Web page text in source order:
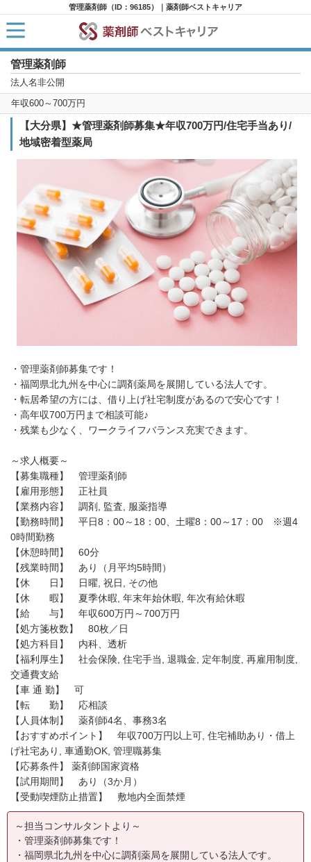
管理薬剤師（ID：96185）｜薬剤師ベストキャリア
管理薬剤師
法人名非公開
年収600～700万円
【大分県】★管理薬剤師募集★年収700万円/住宅手当あり/
地域密着型薬局
・管理薬剤師募集です！
・福岡県北九州を中心に調剤薬局を展開している法人です。
・転居希望の方には、借り上げ社宅制度があるので安心です！
・高年収700万円まで相談可能♪
・残業も少なく、ワークライフバランス充実できます。
～求人概要～
【募集職種】 管理薬剤師
【雇用形態】 正社員
【業務内容】 調剤, 監査, 服薬指導
【勤務時間】 平日8：00～18：00、土曜8：00～17：00 ※週4
0時間勤務
【休憩時間】 60分
【残業時間】 あり（月平均5時間）
【休 日】 日曜, 祝日, その他
【休 暇】 夏季休暇, 年末年始休暇, 年次有給休暇
【給 与】 年収600万円～700万円
【処方箋枚数】 80枚／日
【処方科目】 内科、透析
【福利厚生】 社会保険, 住宅手当, 退職金, 定年制度, 再雇用制度,
交通費支給
【車 通 勤】 可
【転 勤】 応相談
【人員体制】 薬剤師4名、事務3名
【おすすめポイント】 年収700万円以上可, 住宅補助あり・借上
げ社宅あり, 車通勤OK, 管理職募集
【応募条件】 薬剤師国家資格
【試用期間】 あり（3か月）
【受動喫煙防止措置】 敷地内全面禁煙
～担当コンサルタントより～
・管理薬剤師募集です！
・福岡県北九州を中心に調剤薬局を展開している法人です。
HOME
求人検索
新着求人
求人ランキング
キャリアアドバイザー紹介
コラム
転職支援サービスに申し込む